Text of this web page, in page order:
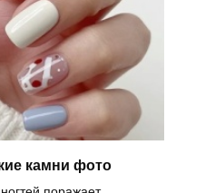
камни фото